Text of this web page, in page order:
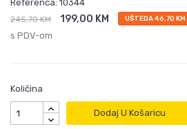
Referenca: 10344
245,70 KM 199,00 KM UŠTEDA 46,70 KM
s PDV-om
Količina
Dodaj U Košaricu